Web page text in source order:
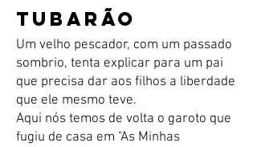
TUBARÃO
Um velho pescador, com um passado
sombrio, tenta explicar para um pai
que precisa dar aos filhos a liberdade
que ele mesmo teve.
Aqui nós temos de volta o garoto que
fugiu de casa em "As Minhas